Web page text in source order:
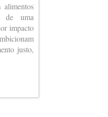
de uma
impacto
justo,